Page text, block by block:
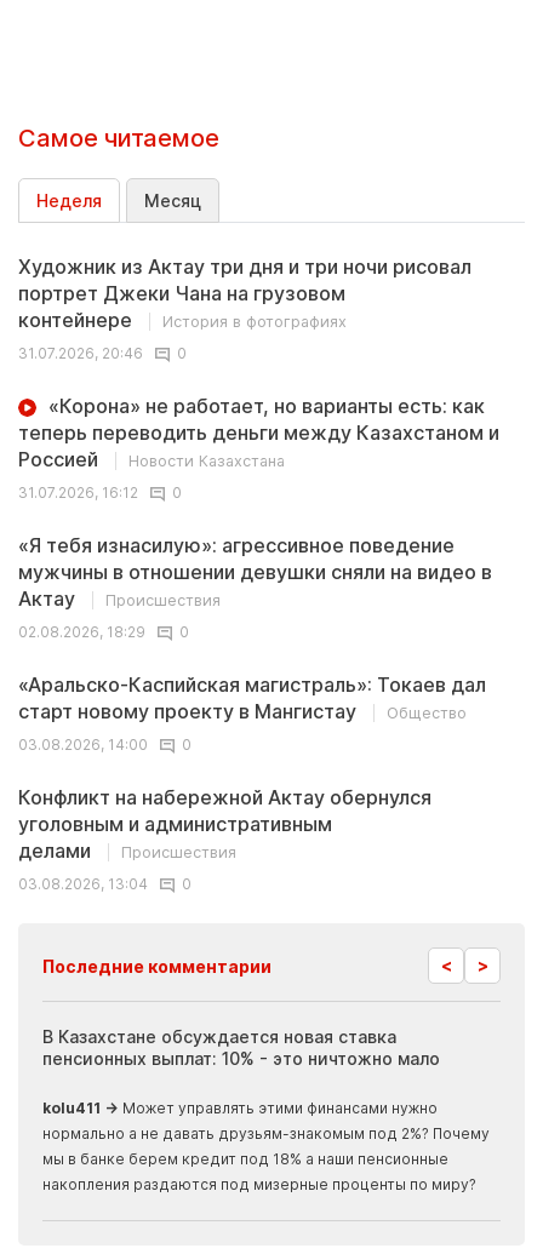
Самое читаемое
Неделя Месяц
Художник из Актау три дня и три ночи рисовал
портрет Джеки Чана на грузовом
контейнере
История в фотографиях
31.07.2026, 20:46
0
«Корона» не работает, но варианты есть: как
теперь переводить деньги между Казахстаном и
Россией
Новости Казахстана
31.07.2026, 16:12
0
«Я тебя изнасилую»: агрессивное поведение
мужчины в отношении девушки сняли на видео в
Актау
Происшествия
02.08.2026, 18:29
0
«Аральско-Каспийская магистраль»: Токаев дал
старт новому проекту в Мангистау
Общество
03.08.2026, 14:00
0
Конфликт на набережной Актау обернулся
уголовным и административным
делами
Происшествия
03.08.2026, 13:04
0
Последние комментарии < >
В Казахстане обсуждается новая ставка
пенсионных выплат: 10% - это ничтожно мало
kolu411 → Может управлять этими финансами нужно
нормально а не давать друзьям-знакомым под 2%? Почему
мы в банке берем кредит под 18% а наши пенсионные
накопления раздаются под мизерные проценты по миру?